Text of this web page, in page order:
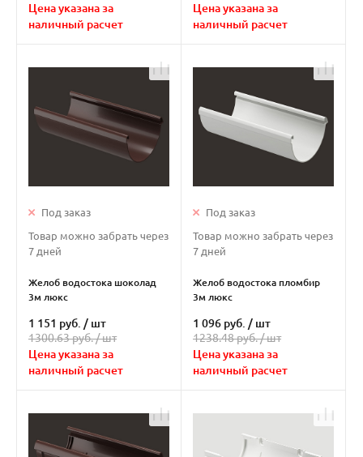
Цена указана за
наличный расчет
Цена указана за
наличный расчет
Под заказ
Товар можно забрать через
7 дней
Желоб водостока шоколад
3м люкс
1 151 руб. / шт
1300.63 руб. /шт
Цена указана за
наличный расчет
Под заказ
Товар можно забрать через
7 дней
Желоб водостока пломбир
3м люкс
1 096 руб. / шт
1238.48 руб. /шт
Цена указана за
наличный расчет